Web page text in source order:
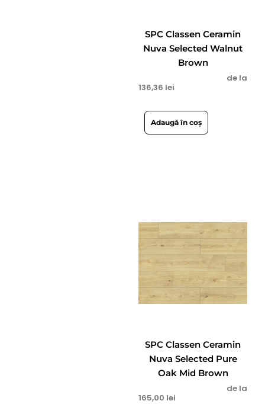
SPC Classen Ceramin
Nuva Selected Walnut
Brown
de la
136,36 lei
Adaugă în coș
SPC Classen Ceramin
Nuva Selected Pure
Oak Mid Brown
de la
165,00 lei